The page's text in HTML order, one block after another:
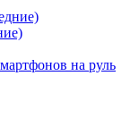
на руль